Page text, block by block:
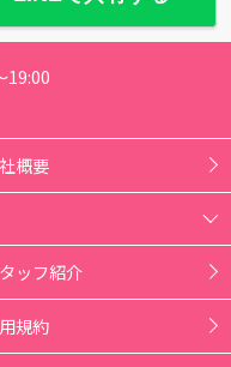
19:00
概要
ッフ紹介
規約